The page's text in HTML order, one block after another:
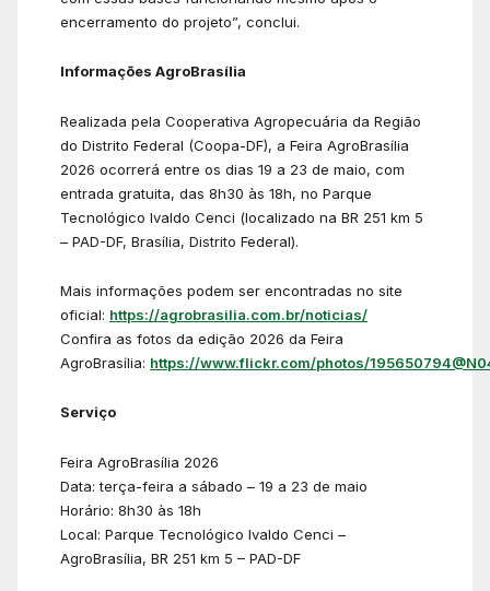
encerramento do projeto”, conclui.
Informações AgroBrasília
Realizada pela Cooperativa Agropecuária da Região
do Distrito Federal (Coopa-DF), a Feira AgroBrasília
2026 ocorrerá entre os dias 19 a 23 de maio, com
entrada gratuita, das 8h30 às 18h, no Parque
Tecnológico Ivaldo Cenci (localizado na BR 251 km 5
– PAD-DF, Brasília, Distrito Federal).
Mais informações podem ser encontradas no site
oficial: https://agrobrasilia.com.br/noticias/
Confira as fotos da edição 2026 da Feira
AgroBrasília: https://www.flickr.com/photos/
Serviço
Feira AgroBrasília 2026
Data: terça-feira a sábado – 19 a 23 de maio
Horário: 8h30 às 18h
Local: Parque Tecnológico Ivaldo Cenci –
AgroBrasília, BR 251 km 5 – PAD-DF